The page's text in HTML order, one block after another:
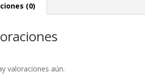
(0)
valoraciones aún.